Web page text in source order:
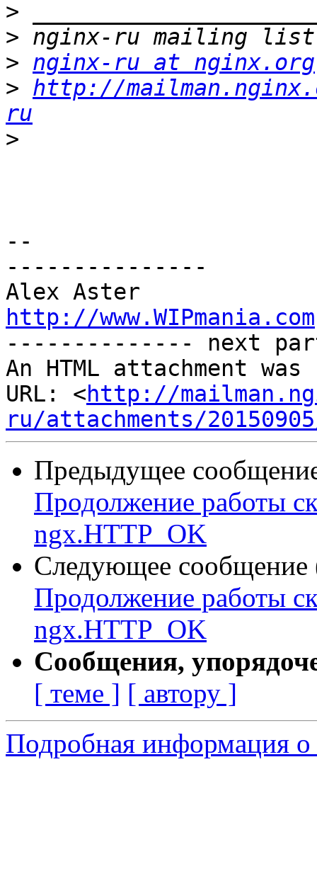
>
>
> nginx-ru at nginx.org
> http://
ru
>
--
---------------
http://www.WIPmania.com
-------------- next
An HTML attachment
URL: <http://
ru/attachments/
Предыдущее
Продолжение работы
ngx.HTTP_OK
Следующее сообщение
Продолжение работы
ngx.HTTP_OK
Сообщения,
[ теме ] [ автору ]
Подробная информация